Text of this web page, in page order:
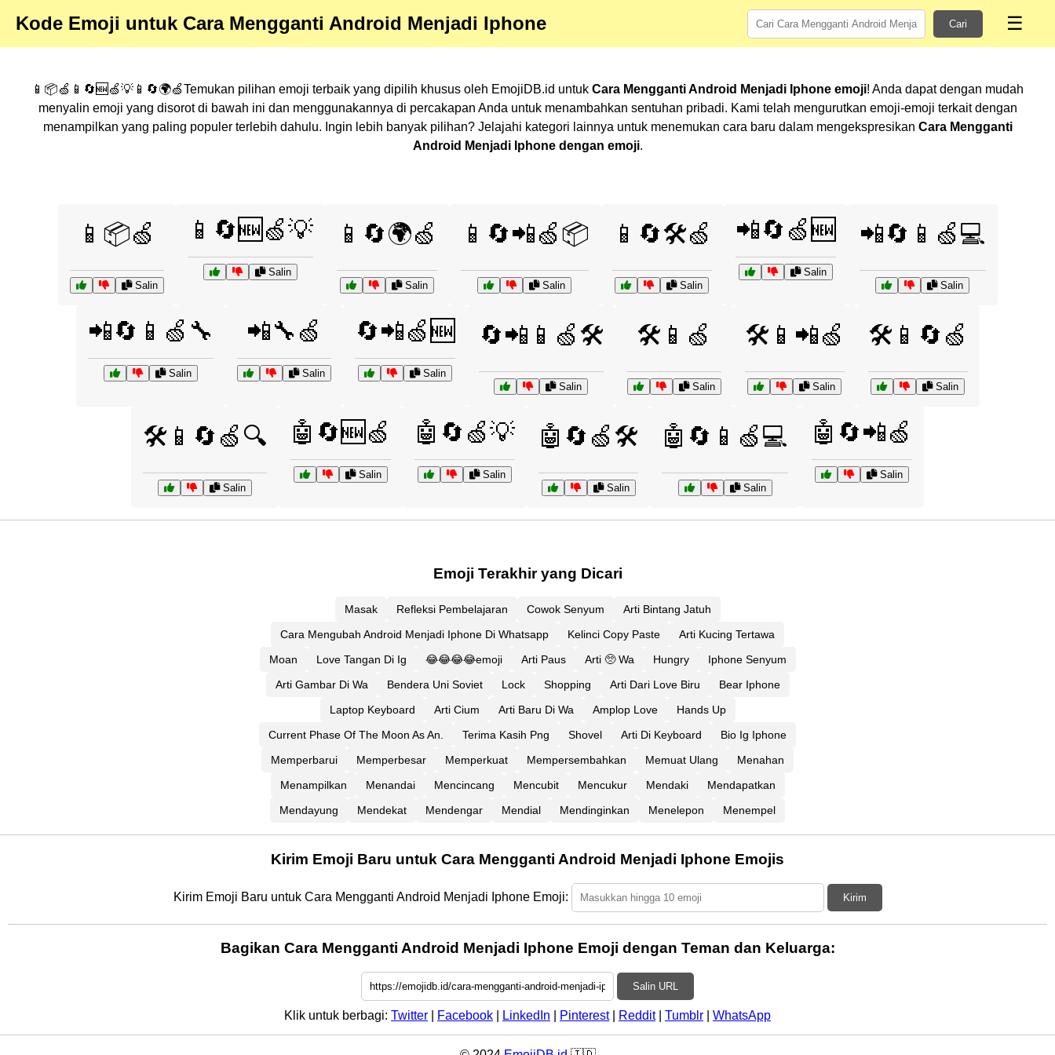
Kode Emoji untuk Cara Mengganti Android Menjadi Iphone Cari ☰
📱📦🍏📱🔄🆕🍏💡📱🔄🌍🍏Temukan pilihan emoji terbaik yang dipilih khusus oleh EmojiDB.id untuk Cara Mengganti Android Menjadi Iphone emoji! Anda dapat dengan mudah
menyalin emoji yang disorot di bawah ini dan menggunakannya di percakapan Anda untuk menambahkan sentuhan pribadi. Kami telah mengurutkan emoji-emoji terkait dengan
menampilkan yang paling populer terlebih dahulu. Ingin lebih banyak pilihan? Jelajahi kategori lainnya untuk menemukan cara baru dalam mengekspresikan Cara Mengganti
Android Menjadi Iphone dengan emoji.
📱📦🍏
Salin
📱🔄🆕🍏💡
Salin
📱🔄🌍🍏
Salin
📱🔄📲🍏📦
Salin
📱🔄🛠️🍏
Salin
📲🔄🍏🆕
Salin
📲🔄📱🍏💻
Salin
📲🔄📱🍏🔧
Salin
📲🔧🍏
Salin
🔄📲🍏🆕
Salin
🔄📲📱🍏🛠️
Salin
🛠️📱🍏
Salin
🛠️📱📲🍏
Salin
🛠️📱🔄🍏
Salin
🛠️📱🔄🍏🔍
Salin
🤖🔄🆕🍏
Salin
🤖🔄🍏💡
Salin
🤖🔄🍏🛠️
Salin
🤖🔄📱🍏💻
Salin
🤖🔄📲🍏
Salin
Emoji Terakhir yang Dicari
Masak Refleksi Pembelajaran Cowok Senyum
Arti Bintang Jatuh
Cara Mengubah Android Menjadi Iphone Di Whatsapp
Kelinci Copy Paste
Arti Kucing Tertawa
Moan
Love Tangan Di Ig 😂😂😂😂emoji Arti Paus Arti 🥺 Wa Hungry
Iphone Senyum
Arti Gambar Di Wa
Bendera Uni Soviet Lock Shopping Arti Dari Love Biru
Bear Iphone
Laptop Keyboard
Arti Cium Arti Baru Di Wa Amplop Love
Hands Up
Current Phase Of The Moon As An.
Terima Kasih Png Shovel Arti Di Keyboard
Bio Ig Iphone
Memperbarui
Memperbesar Memperkuat Mempersembahkan Memuat Ulang
Menahan
Menampilkan
Menandai Mencincang Mencubit Mencukur Mendaki
Mendapatkan
Mendayung
Mendekat Mendengar Mendial Mendinginkan Menelepon Menempel
Kirim Emoji Baru untuk Cara Mengganti Android Menjadi Iphone Emojis
Kirim Emoji Baru untuk Cara Mengganti Android Menjadi Iphone Emoji: Kirim
Bagikan Cara Mengganti Android Menjadi Iphone Emoji dengan Teman dan Keluarga:
Salin URL
Klik untuk berbagi: Twitter Facebook LinkedIn Pinterest| Reddit| Tumblr WhatsApp